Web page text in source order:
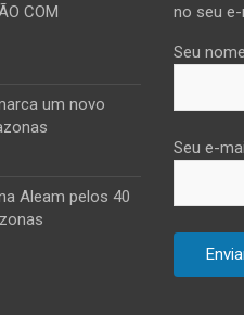
COM
um novo
Aleam pelos 40
no seu e-
Seu
Seu e-